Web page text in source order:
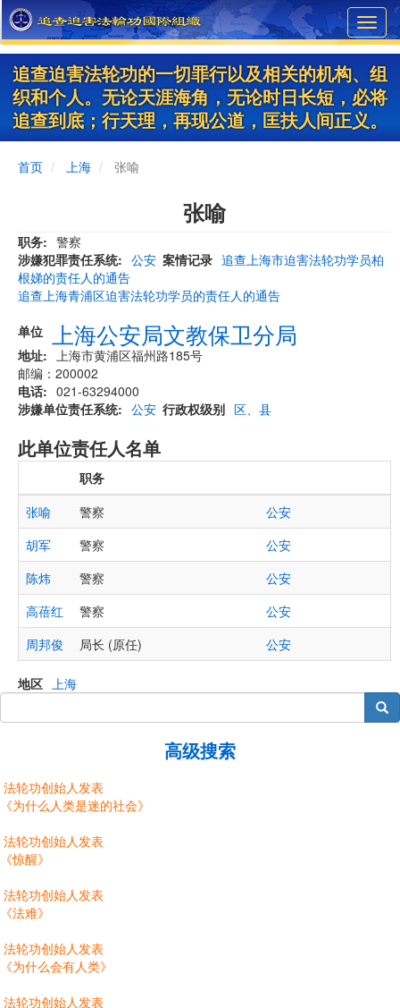
Skip
to
main
content
追查迫害法轮功的一切罪行以及相关的机构、组
织和个人。无论天涯海角，无论时日长短，必将
追查到底；行天理，再现公道，匡扶人间正义。
首页 上海 张喻
张喻
职务
警察
涉嫌犯罪责任系统
公安 案情记录 追查上海市迫害法轮功学员柏
根娣的责任人的通告
追查上海青浦区迫害法轮功学员的责任人的通告
单位
上海公安局文教保卫分局
地址
上海市黄浦区福州路185号
邮编：200002
电话
021-63294000
涉嫌单位责任系统
公安 行政权级别 区、县
此单位责任人名单
职务
张喻
警察
公安
胡军
警察
公安
陈炜
警察
公安
高蓓红
警察
公安
周邦俊
局长 (原任) 公安
地区 上海
搜索
高级搜索
法轮功创始人发表
《为什么人类是迷的社会》
法轮功创始人发表
《惊醒》
法轮功创始人发表
《法难》
法轮功创始人发表
《为什么会有人类》
法轮功创始人发表